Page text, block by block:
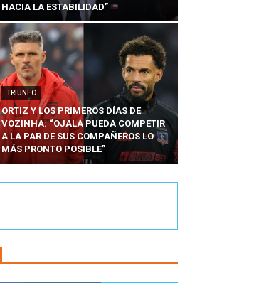
HACIA LA ESTABILIDAD”
TRIUNFO
ORTIZ Y LOS PRIMEROS DÍAS DE
VOZINHA: “OJALÁ PUEDA COMPETIR
A LA PAR DE SUS COMPAÑEROS LO
MÁS PRONTO POSIBLE”